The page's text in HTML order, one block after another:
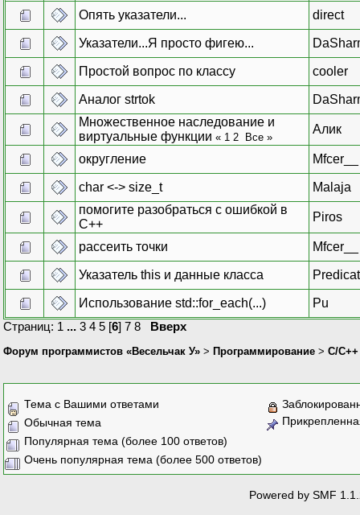
Опять указатели... direct
Указатели...Я просто фигею...
Простой вопрос по классу cooler
Аналог strtok
Множественное наследование и
виртуальные функции « 1 2 Все »
Алик
округление Mfcer__
char <-> size_t
Malaja
помогите разобраться с ошибкой в
С++
Piros
рассеить точки Mfcer__
Указатель this и данные класса
Использование std::for_each(...)
Pu
Страниц: 1 ... 3 4 5 [6] 7 8 Вверх
Форум программистов «Весельчак У» > Программирование > C/C++
Тема с Вашими ответами
Обычная тема
Популярная тема (более 100 ответов)
Очень популярная тема (более 500 ответов)
Powered by SMF